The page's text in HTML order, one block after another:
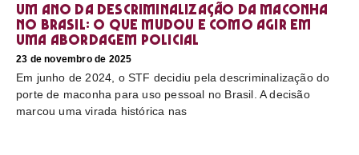
Um ano da descriminalização da maconha
no Brasil: o que mudou e como agir em
uma abordagem policial
23 de novembro de 2025
Em junho de 2024, o STF decidiu pela descriminalização do
porte de maconha para uso pessoal no Brasil. A decisão
marcou uma virada histórica nas